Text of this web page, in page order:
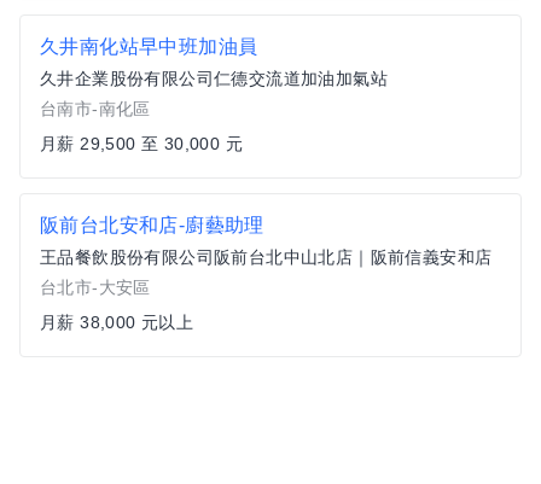
久井南化站早中班加油員
久井企業股份有限公司仁德交流道加油加氣站
台南市-南化區
月薪 29,500 至 30,000 元
阪前台北安和店-廚藝助理
王品餐飲股份有限公司阪前台北中山北店｜阪前信義安和店
台北市-大安區
月薪 38,000 元以上